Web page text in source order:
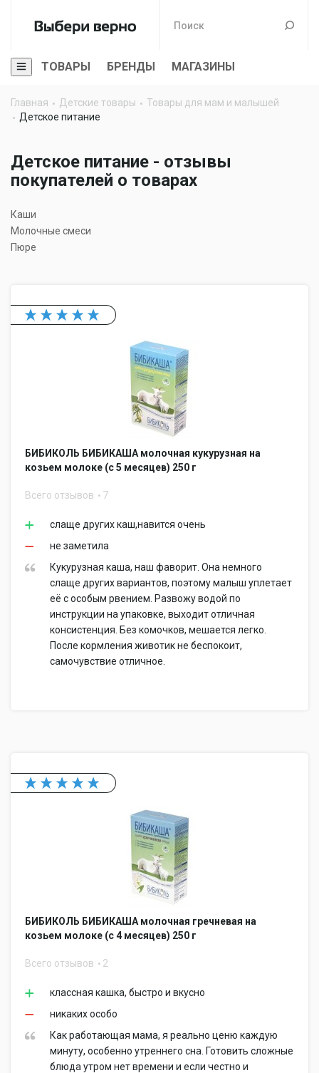
ТОВАРЫ БРЕНДЫ МАГАЗИНЫ
Главная Детские товары
Товары для мам и малышей
Детское питание
Детское питание - отзывы
покупателей о товарах
Каши
Молочные смеси
Пюре
БИБИКОЛЬ БИБИКАША молочная кукурузная на
козьем молоке (с 5 месяцев) 250 г
Всего отзывов 7
слаще других каш,навится очень
не заметила
Кукурузная каша, наш фаворит. Она немного
слаще других вариантов, поэтому малыш уплетает
её с особым рвением. Развожу водой по
инструкции на упаковке, выходит отличная
консистенция. Без комочков, мешается легко.
После кормления животик не беспокоит,
самочувствие отличное.
БИБИКОЛЬ БИБИКАША молочная гречневая на
козьем молоке (с 4 месяцев) 250 г
Всего отзывов 2
классная кашка, быстро и вкусно
никаких особо
Как работающая мама, я реально ценю каждую
минуту, особенно утреннего сна. Готовить сложные
блюда утром нет времени и если честно и